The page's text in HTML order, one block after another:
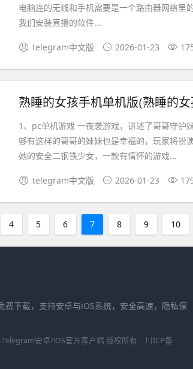
电脑连的无线和手机需要是一个路由器网络
我们安装直播的软件...
telegram中文版 2026-01-23
熟睡的女孩手机单机版(熟睡的
1、pc单机游戏 一夜袭游戏，讲述了哥哥守护
够有这样的哥哥的妹妹也是幸福的，玩家将扮
她的安全二钢铁少女，一款有情怀的游戏...
telegram中文版 2026-01-23
4 5 6 7 8 9 10
下载，支持安卓与iOS系统，安全高速，隐私保
安卓/iOS官方客户端 版权所有
川ICP备